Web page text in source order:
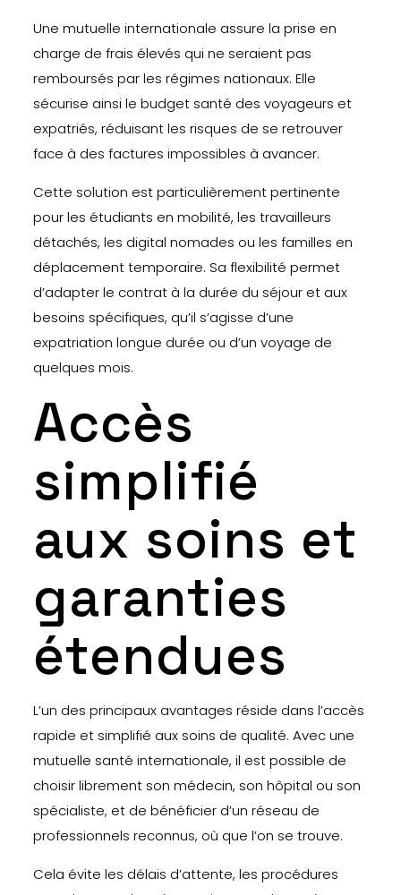
Une mutuelle internationale assure la prise en
charge de frais élevés qui ne seraient pas
remboursés par les régimes nationaux. Elle
sécurise ainsi le budget santé des voyageurs et
expatriés, réduisant les risques de se retrouver
face à des factures impossibles à avancer.
Cette solution est particulièrement pertinente
pour les étudiants en mobilité, les travailleurs
détachés, les digital nomades ou les familles en
déplacement temporaire. Sa flexibilité permet
d’adapter le contrat à la durée du séjour et aux
besoins spécifiques, qu’il s’agisse d’une
expatriation longue durée ou d’un voyage de
quelques mois.
Accès
simplifié
aux soins et
garanties
étendues
L’un des principaux avantages réside dans l’accès
rapide et simplifié aux soins de qualité. Avec une
mutuelle santé internationale, il est possible de
choisir librement son médecin, son hôpital ou son
spécialiste, et de bénéficier d’un réseau de
professionnels reconnus, où que l’on se trouve.
Cela évite les délais d’attente, les procédures